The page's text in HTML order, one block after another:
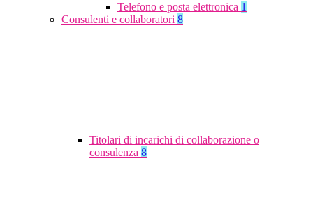
Telefono e posta elettronica 1
Consulenti e collaboratori 8
Titolari di incarichi di collaborazione o
consulenza 8